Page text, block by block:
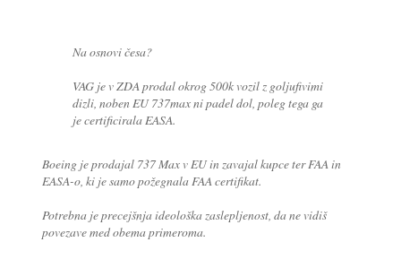
Na osnovi česa?
VAG je v ZDA prodal okrog 500k vozil z goljufivimi
dizli, noben EU 737max ni padel dol, poleg tega ga
je certificirala EASA.
Boeing je prodajal 737 Max v EU in zavajal kupce ter FAA in
EASA-o, ki je samo požegnala FAA certifikat.
Potrebna je precejšnja ideološka zaslepljenost, da ne vidiš
povezave med obema primeroma.